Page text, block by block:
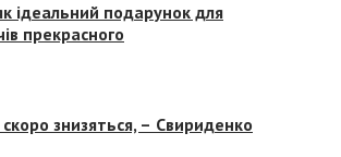
ідеальний подарунок для
прекрасного
знизяться, – Свириденко